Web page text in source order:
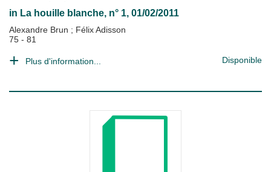
in La houille blanche, n° 1, 01/02/2011
Alexandre Brun ; Félix Adisson
75 - 81
Plus d'information... Disponible